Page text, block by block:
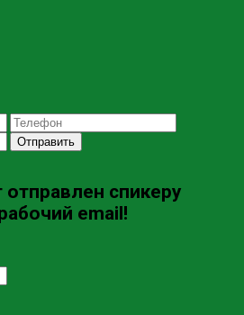
Отправить
спикеру
email!